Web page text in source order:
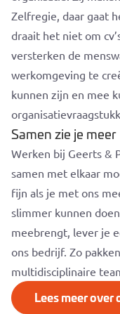
Zelfregie, daar gaat
draait het niet om
versterken de
werkomgeving te
kunnen zijn en mee
Samen zie je meer
Werken bij Geerts &
samen met elkaar
fijn als je met ons
slimmer kunnen
meebrengt, lever je
ons bedrijf. Zo
multidisciplinaire
Lees meer over